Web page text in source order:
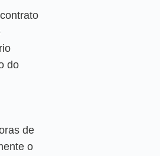
do
de
o